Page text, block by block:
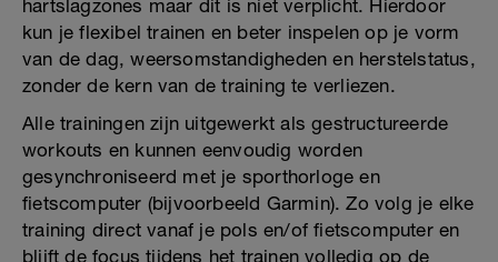
hartslagzones maar dit is niet verplicht. Hierdoor
kun je flexibel trainen en beter inspelen op je vorm
van de dag, weersomstandigheden en herstelstatus,
zonder de kern van de training te verliezen.
Alle trainingen zijn uitgewerkt als gestructureerde
workouts en kunnen eenvoudig worden
gesynchroniseerd met je sporthorloge en
fietscomputer (bijvoorbeeld Garmin). Zo volg je elke
training direct vanaf je pols en/of fietscomputer en
blijft de focus tijdens het trainen volledig op de